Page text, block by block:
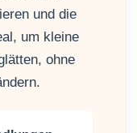
und die
um kleine
ohne